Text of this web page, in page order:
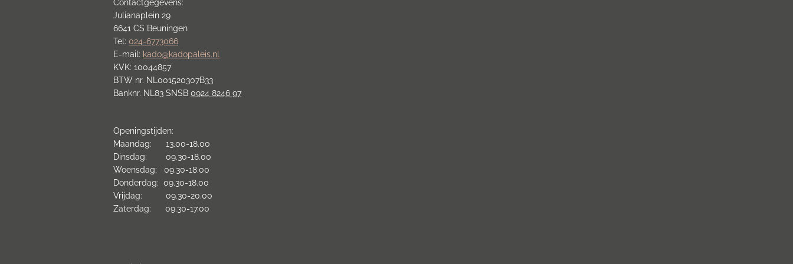
Contactgegevens:
Julianaplein 29
6641 CS Beuningen
Tel: 024-6773066
E-mail: kado@kadopaleis.nl
KVK: 10044857
BTW nr. NL001520307B33
Banknr. NL83 SNSB 0924 8246 97
Openingstijden:
Maandag: 13.00-18.00
Dinsdag: 09.30-18.00
Woensdag: 09.30-18.00
Donderdag: 09.30-18.00
Vrijdag: 09.30-20.00
Zaterdag: 09.30-17.00